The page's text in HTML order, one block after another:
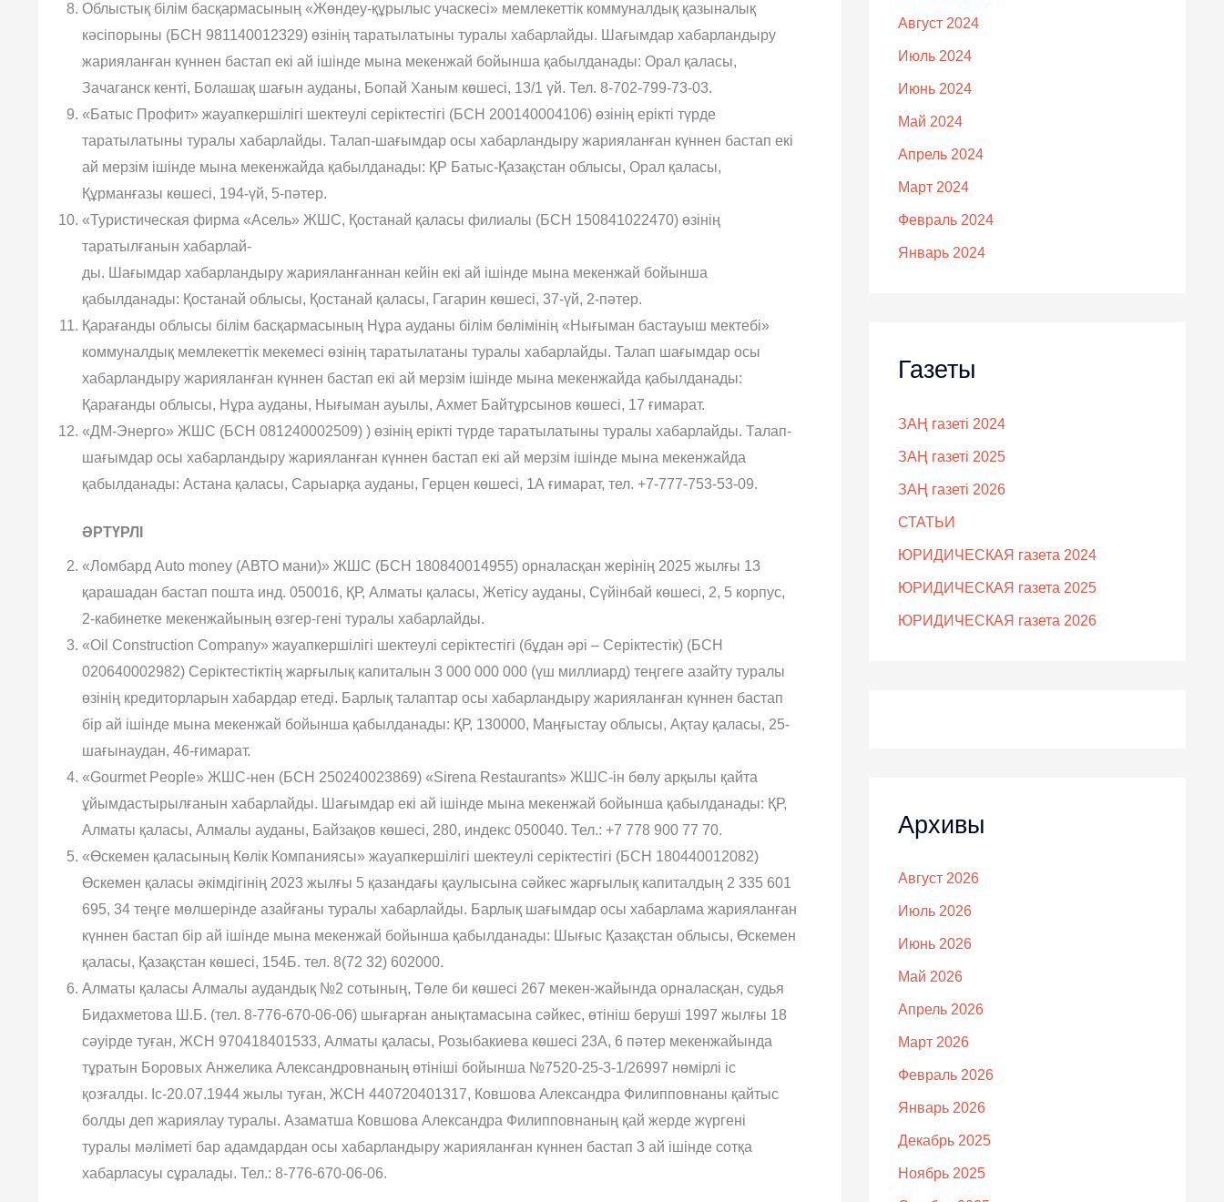
Облыстық білім басқармасының «Жөндеу-құрылыс учаскесі» мемлекеттік коммуналдық қазыналық
кəсіпорыны (БСН 981140012329) өзінің таратылатыны туралы хабарлайды. Шағымдар хабарландыру
жарияланған күннен бастап екі ай ішінде мына мекенжай бойынша қабылданады: Орал қаласы,
Зачаганск кенті, Болашақ шағын ауданы, Бопай Ханым көшесі, 13/1 үй. Тел. 8-702-799-73-03.
«Батыс Профит» жауапкершілігі шектеулі серіктестігі (БСН 200140004106) өзінің ерікті түрде
таратылатыны туралы хабарлайды. Талап-шағымдар осы хабарландыру жарияланған күннен бастап екі
ай мерзім ішінде мына мекенжайда қабылданады: ҚР Батыс-Қазақстан облысы, Орал қаласы,
Құрманғазы көшесі, 194-үй, 5-пəтер.
«Туристическая фирма «Асель» ЖШС, Қостанай қаласы филиалы (БСН 150841022470) өзінің
таратылғанын хабарлай-
ды. Шағымдар хабарландыру жарияланғаннан кейін екі ай ішінде мына мекенжай бойынша
қабылданады: Қостанай облысы, Қостанай қаласы, Гагарин көшесі, 37-үй, 2-пəтер.
Қарағанды облысы білім басқармасының Нұра ауданы білім бөлімінің «Нығыман бастауыш мектебі»
коммуналдық мемлекеттік мекемесі өзінің таратылатаны туралы хабарлайды. Талап шағымдар осы
хабарландыру жарияланған күннен бастап екі ай мерзім ішінде мына мекенжайда қабылданады:
Қарағанды облысы, Нұра ауданы, Нығыман ауылы, Ахмет Байтұрсынов көшесі, 17 ғимарат.
«ДМ-Энерго» ЖШС (БСН 081240002509) ) өзінің ерікті түрде таратылатыны туралы хабарлайды. Талап-
шағымдар осы хабарландыру жарияланған күннен бастап екі ай мерзім ішінде мына мекенжайда
қабылданады: Астана қаласы, Сарыарқа ауданы, Герцен көшесі, 1А ғимарат, тел. +7-777-753-53-09.
ӘРТҮРЛІ
«Ломбард Auto money (АВТО мани)» ЖШС (БСН 180840014955) орналасқан жерінің 2025 жылғы 13
қарашадан бастап пошта инд. 050016, ҚР, Алматы қаласы, Жетісу ауданы, Сүйінбай көшесі, 2, 5 корпус,
2-кабинетке мекенжайының өзгер-гені туралы хабарлайды.
«Oil Construction Company» жауапкершілігі шектеулі серіктестігі (бұдан əрі – Серіктестік) (БСН
020640002982) Серіктестіктің жарғылық капиталын 3 000 000 000 (үш миллиард) теңгеге азайту туралы
өзінің кредиторларын хабардар етеді. Барлық талаптар осы хабарландыру жарияланған күннен бастап
бір ай ішінде мына мекенжай бойынша қабылданады: ҚР, 130000, Маңғыстау облысы, Ақтау қаласы, 25-
шағынаудан, 46-ғимарат.
«Gourmet Peoplе» ЖШС-нен (БСН 250240023869) «Sirena Restaurants» ЖШС-ін бөлу арқылы қайта
ұйымдастырылғанын хабарлайды. Шағымдар екі ай ішінде мына мекенжай бойынша қабылданады: ҚР,
Алматы қаласы, Алмалы ауданы, Байзақов көшесі, 280, индекс 050040. Тел.: +7 778 900 77 70.
«Өскемен қаласының Көлік Компаниясы» жауапкершілігі шектеулі серіктестігі (БСН 180440012082)
Өскемен қаласы əкімдігінің 2023 жылғы 5 қазандағы қаулысына сəйкес жарғылық капиталдың 2 335 601
695, 34 теңге мөлшерінде азайғаны туралы хабарлайды. Барлық шағымдар осы хабарлама жарияланған
күннен бастап бір ай ішінде мына мекенжай бойынша қабылданады: Шығыс Қазақстан облысы, Өскемен
қаласы, Қазақстан көшесі, 154Б. тел. 8(72 32) 602000.
Алматы қаласы Алмалы аудандық №2 сотының, Төле би көшесі 267 мекен-жайында орналасқан, судья
Бидахметова Ш.Б. (тел. 8-776-670-06-06) шығарған анықтамасына сəйкес, өтініш беруші 1997 жылғы 18
сəуірде туған, ЖСН 970418401533, Алматы қаласы, Розыбакиева көшесі 23А, 6 пəтер мекенжайында
тұратын Боровых Анжелика Александровнаның өтініші бойынша №7520-25-3-1/26997 нөмірлі іс
қозғалды. Іс-20.07.1944 жылы туған, ЖСН 440720401317, Ковшова Александра Филипповнаны қайтыс
болды деп жариялау туралы. Азаматша Ковшова Александра Филипповнаның қай жерде жүргені
туралы мəліметі бар адамдардан осы хабарландыру жарияланған күннен бастап 3 ай ішінде сотқа
хабарласуы сұралады. Тел.: 8-776-670-06-06.
Август 2024
Июль 2024
Июнь 2024
Май 2024
Апрель 2024
Март 2024
Февраль 2024
Январь 2024
Газеты
ЗАҢ газеті 2024
ЗАҢ газеті 2025
ЗАҢ газеті 2026
СТАТЬИ
ЮРИДИЧЕСКАЯ газета 2024
ЮРИДИЧЕСКАЯ газета 2025
ЮРИДИЧЕСКАЯ газета 2026
Архивы
Август 2026
Июль 2026
Июнь 2026
Май 2026
Апрель 2026
Март 2026
Февраль 2026
Январь 2026
Декабрь 2025
Ноябрь 2025